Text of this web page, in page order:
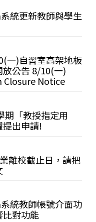
統更新教師與學生
一)自習室高架地板
公告 8/10(一)
Closure Notice
期「教授指定用
出申請!
離校截止日，請把
統教師帳號介面功
對功能